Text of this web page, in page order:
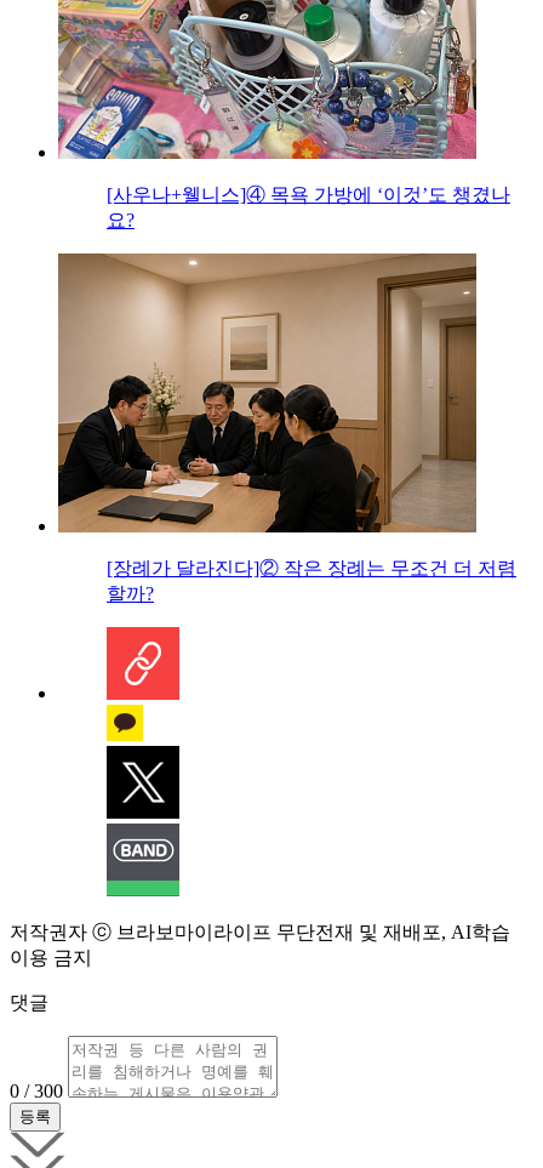
[사우나+웰니스]④ 목욕 가방에 ‘이것’도 챙겼나
요?
[장례가 달라진다]② 작은 장례는 무조건 더 저렴
할까?
저작권자 ⓒ 브라보마이라이프 무단전재 및 재배포, AI학습
이용 금지
댓글
0 / 300